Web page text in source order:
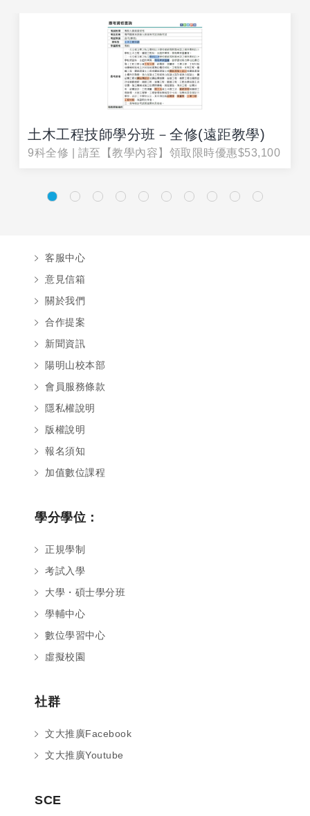
土木工程技師學分班－全修(遠距教學)
9科全修 | 請至【教學內容】領取限時優惠$53,100
客服中心
意見信箱
關於我們
合作提案
新聞資訊
陽明山校本部
會員服務條款
隱私權說明
版權說明
報名須知
加值數位課程
學分學位：
正規學制
考試入學
大學・碩士學分班
學輔中心
數位學習中心
虛擬校園
社群
文大推廣Facebook
文大推廣Youtube
SCE